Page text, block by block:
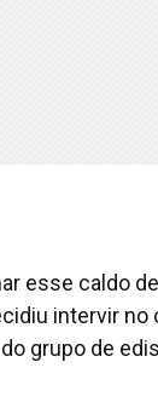
esse caldo
intervir no
grupo de